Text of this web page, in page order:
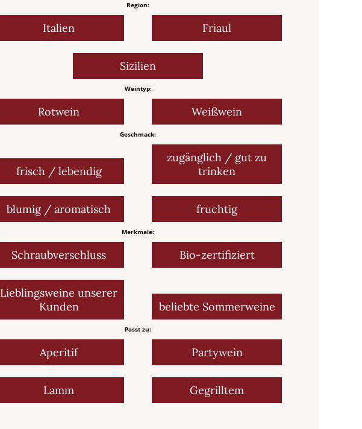
Region:
Italien Friaul
Sizilien
Weintyp:
Rotwein Weißwein
Geschmack:
frisch / lebendig
zugänglich / gut zu
trinken
blumig / aromatisch fruchtig
Merkmale:
Schraubverschluss Bio-zertifiziert
Lieblingsweine unserer
Kunden
beliebte Sommerweine
Passt zu:
Aperitif Partywein
Lamm Gegrilltem